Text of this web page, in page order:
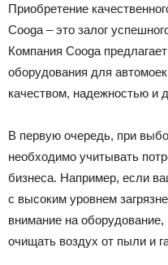
Приобретение
Cooga – это залог
Компания Cooga
оборудования для
качеством, надежностью и
В первую очередь, при
необходимо учитывать
бизнеса. Например, если
с высоким уровнем
внимание на
очищать воздух от пыли и